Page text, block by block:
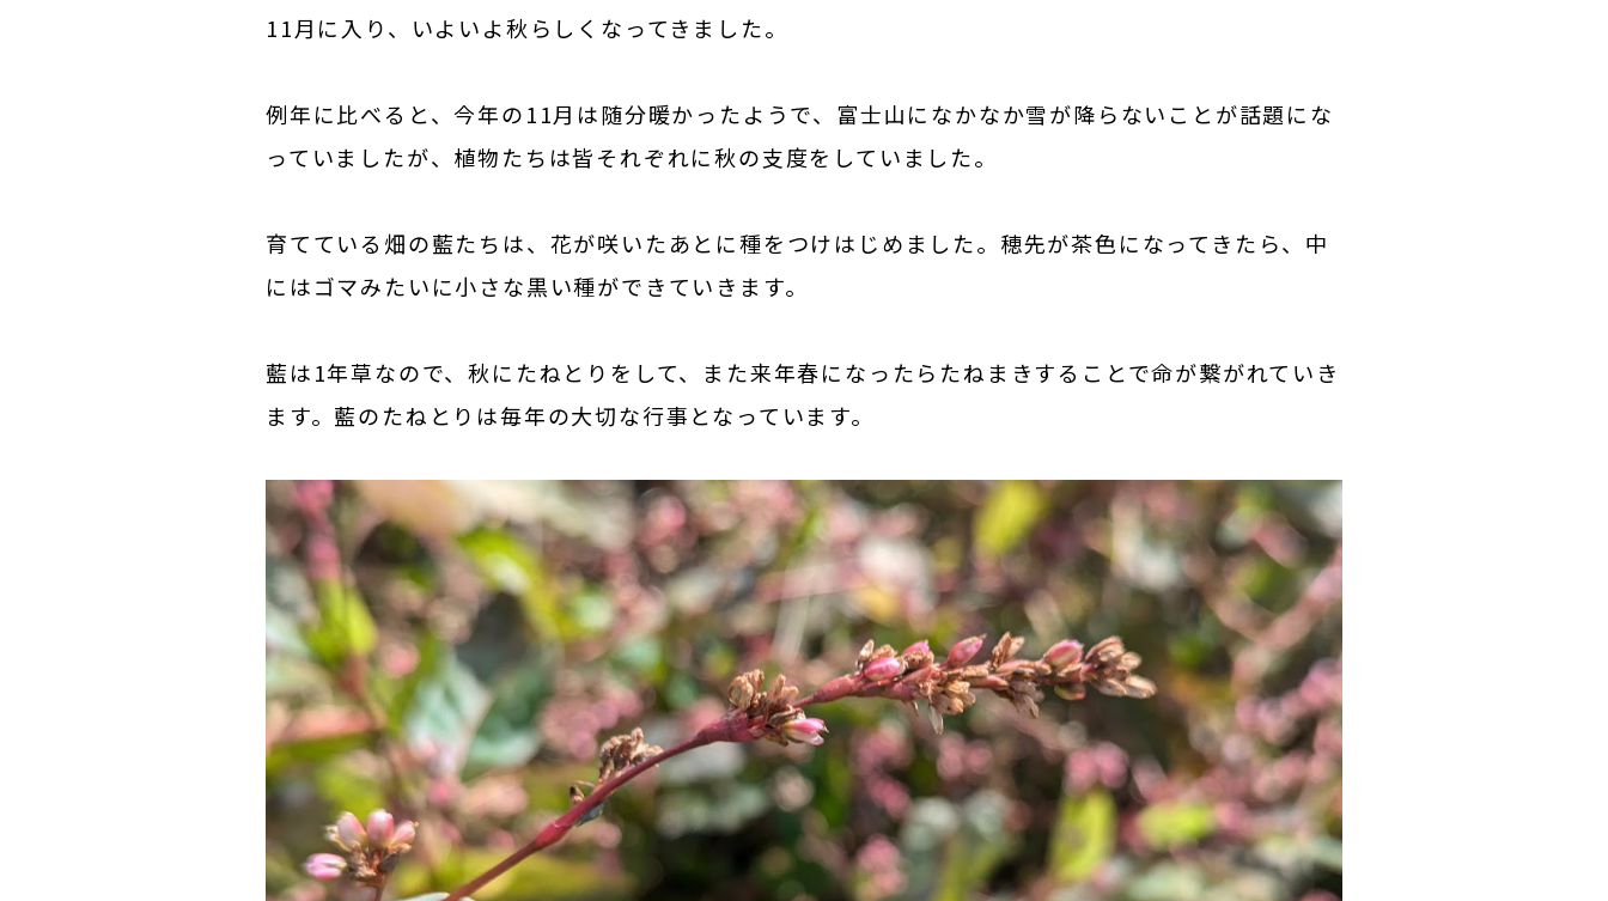
11月に入り、いよいよ秋らしくなってきました。
例年に比べると、今年の11月は随分暖かったようで、富士山になかなか雪が降らないことが話題にな
っていましたが、植物たちは皆それぞれに秋の支度をしていました。
育てている畑の藍たちは、花が咲いたあとに種をつけはじめました。穂先が茶色になってきたら、中
にはゴマみたいに小さな黒い種ができていきます。
藍は1年草なので、秋にたねとりをして、また来年春になったらたねまきすることで命が繋がれていき
ます。藍のたねとりは毎年の大切な行事となっています。